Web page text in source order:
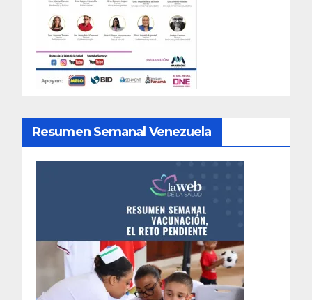
Resumen Semanal Venezuela